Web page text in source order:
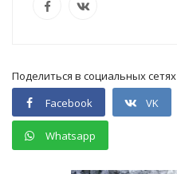
Поделиться в социальных сетях
Facebook
VK
Whatsapp